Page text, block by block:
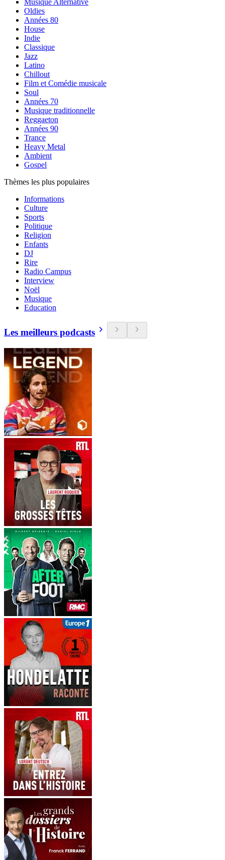
Musique Alternative
Oldies
Années 80
House
Indie
Classique
Jazz
Latino
Chillout
Film et Comédie musicale
Soul
Années 70
Musique traditionnelle
Reggaeton
Années 90
Trance
Heavy Metal
Ambient
Gospel
Thèmes les plus populaires
Informations
Culture
Sports
Politique
Religion
Enfants
DJ
Rire
Radio Campus
Interview
Noël
Musique
Education
Les meilleurs podcasts